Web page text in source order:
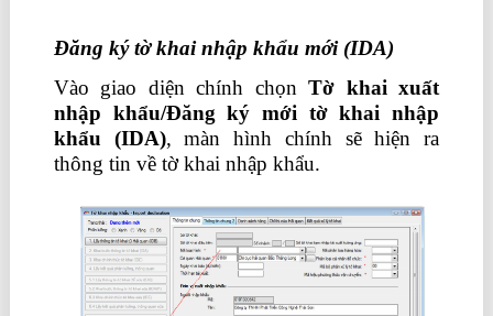
Đăng ký tờ khai nhập khẩu mới (IDA)
Vào giao diện chính chọnTờ khai xuất
nhập khẩu/Đăng ký mới tờ khai nhập
khẩu (IDA), màn hình chính sẽ hiện ra
thông tin về tờ khai nhập khẩu.